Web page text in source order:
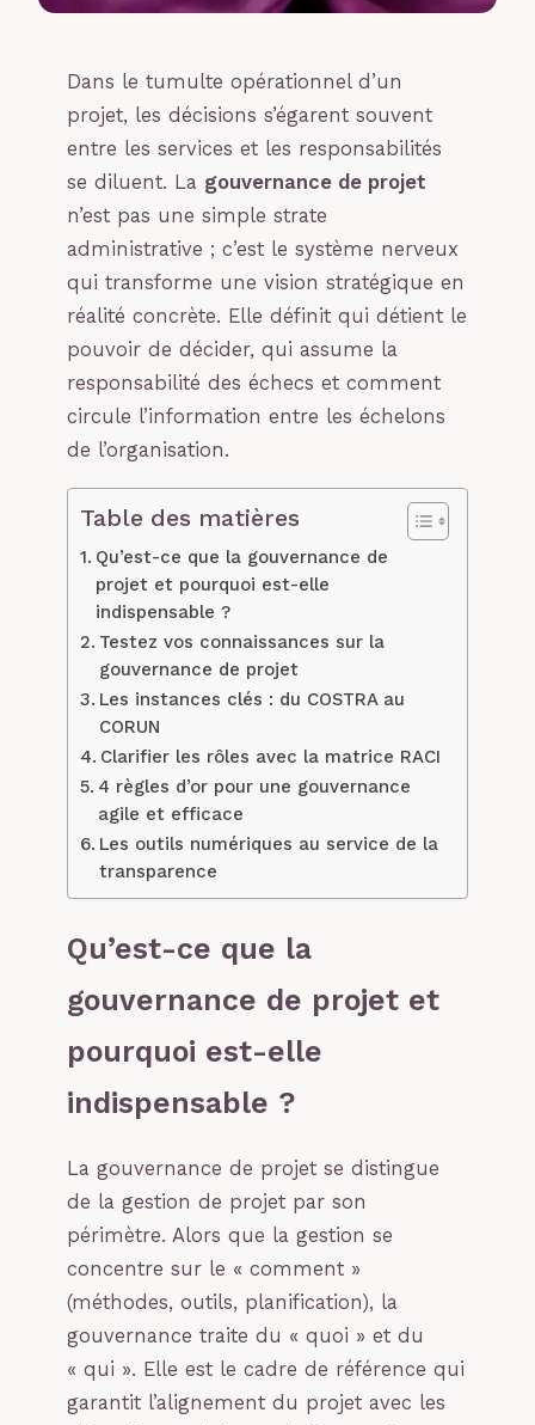
Dans le tumulte opérationnel d’un
projet, les décisions s’égarent souvent
entre les services et les responsabilités
se diluent. La gouvernance de projet
n’est pas une simple strate
administrative ; c’est le système nerveux
qui transforme une vision stratégique en
réalité concrète. Elle définit qui détient le
pouvoir de décider, qui assume la
responsabilité des échecs et comment
circule l’information entre les échelons
de l’organisation.
Table des matières
Qu’est-ce que la gouvernance de
projet et pourquoi est-elle
indispensable ?
Testez vos connaissances sur la
gouvernance de projet
Les instances clés : du COSTRA au
CORUN
Clarifier les rôles avec la matrice RACI
4 règles d’or pour une gouvernance
agile et efficace
Les outils numériques au service de la
transparence
Qu’est-ce que la
gouvernance de projet et
pourquoi est-elle
indispensable ?
La gouvernance de projet se distingue
de la gestion de projet par son
périmètre. Alors que la gestion se
concentre sur le « comment »
(méthodes, outils, planification), la
gouvernance traite du « quoi » et du
« qui ». Elle est le cadre de référence qui
garantit l’alignement du projet avec les